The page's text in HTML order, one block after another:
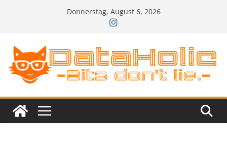
Donnerstag, August 6, 2026